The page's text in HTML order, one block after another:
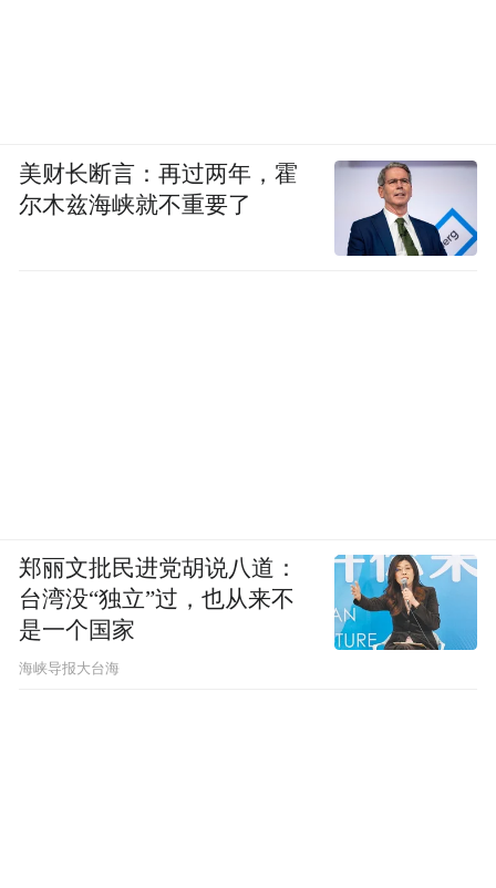
美财长断言：再过两年，霍
尔木兹海峡就不重要了
郑丽文批民进党胡说八道：
台湾没“独立”过，也从来不
是一个国家
​海峡导报大台海